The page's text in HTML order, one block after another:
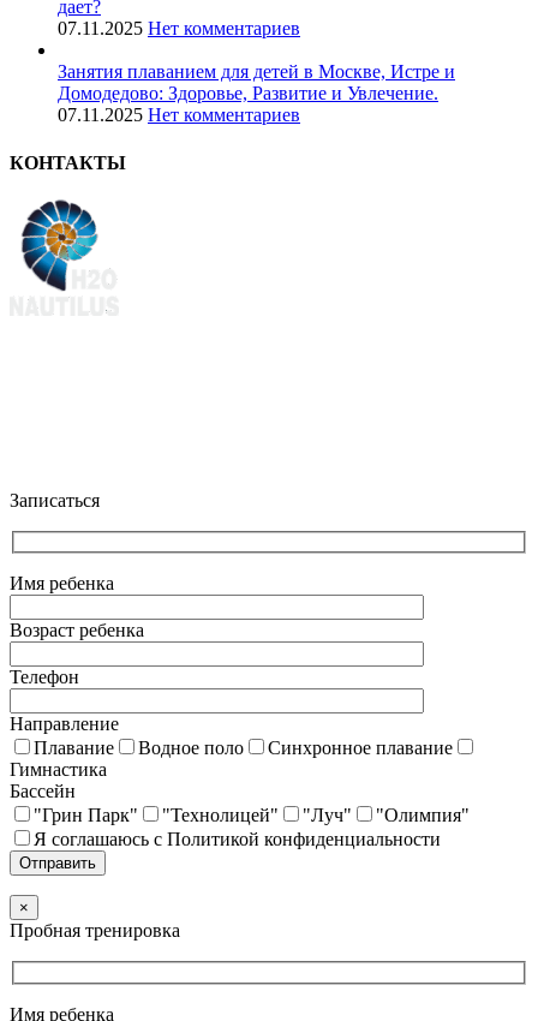
дает?
07.11.2025 Нет комментариев
Занятия плаванием для детей в Москве, Истре и
Домодедово: Здоровье, Развитие и Увлечение.
07.11.2025 Нет комментариев
КОНТАКТЫ
Записаться
Имя ребенка
Возраст ребенка
Телефон
Направление
Плавание
Водное поло
Синхронное плавание
Гимнастика
Бассейн
"Грин Парк"
"Технолицей" "Луч"
"Олимпия"
Я соглашаюсь с Политикой конфиденциальности
×
Пробная тренировка
Имя ребенка